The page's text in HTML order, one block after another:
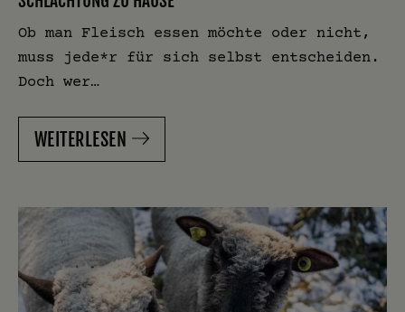
Ob man Fleisch essen möchte oder nicht,
muss jede*r für sich selbst entscheiden.
Doch wer…
WEITERLESEN